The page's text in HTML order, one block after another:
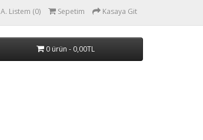
A. Listem (0) Sepetim Kasaya Git
0 ürün - 0,00TL